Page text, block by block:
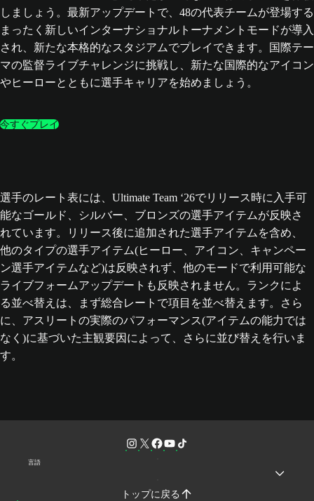
しましょう。最新アップデートで、48の代表チームが登場する
まったく新しいインターナショナルトーナメントモードが導入
され、新たな本格的なスタジアムでプレイできます。国際テー
マの監督ライブチャレンジに挑戦し、新たな国際的なアイコン
やヒーローとともに選手キャリアを始めましょう。
今すぐプレイ
選手のレート表には、Ultimate Team ‘26でリリース時に入手可
能なゴールド、シルバー、ブロンズの選手アイテムが反映さ
れています。リリース後に追加された選手アイテムを含め、
他のタイプの選手アイテム(ヒーロー、アイコン、キャンペー
ン選手アイテムなど)は反映されず、他のモードで利用可能な
ライブフォームアップデートも反映されません。ランクによ
る並べ替えは、まず総合レートで項目を並べ替えます。さら
に、アスリートの実際のパフォーマンス(アイテムの能力では
なく)に基づいた主観要因によって、さらに並び替えを行いま
す。
言語
トップに戻る